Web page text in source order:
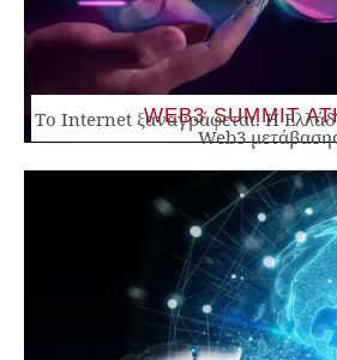
WEB3 SUMMIT
Το Internet ξαναγράφεται. Η
Web3